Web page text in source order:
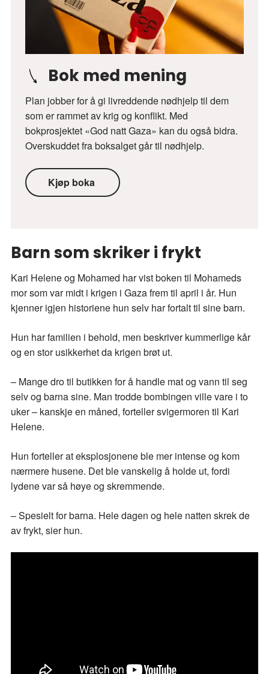
Bok med mening
Plan jobber for å gi livreddende nødhjelp til dem
som er rammet av krig og konflikt. Med
bokprosjektet «God natt Gaza» kan du også bidra.
Overskuddet fra boksalget går til nødhjelp.
Kjøp boka
Barn som skriker i frykt
Kari Helene og Mohamed har vist boken til Mohameds
mor som var midt i krigen i Gaza frem til april i år. Hun
kjenner igjen historiene hun selv har fortalt til sine barn.
Hun har familien i behold, men beskriver kummerlige kår
og en stor usikkerhet da krigen brøt ut.
– Mange dro til butikken for å handle mat og vann til seg
selv og barna sine. Man trodde bombingen ville vare i to
uker – kanskje en måned, forteller svigermoren til Kari
Helene.
Hun forteller at eksplosjonene ble mer intense og kom
nærmere husene. Det ble vanskelig å holde ut, fordi
lydene var så høye og skremmende.
– Spesielt for barna. Hele dagen og hele natten skrek de
av frykt, sier hun.